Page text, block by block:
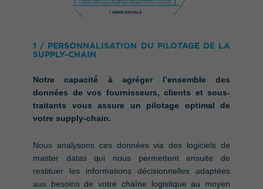
1 / PERSONNALISATION DU PILOTAGE DE LA
SUPPLY-CHAIN
Notre capacité́ à agréger l’ensemble des
données de vos fournisseurs, clients et sous-
traitants vous assure un pilotage optimal de
votre supply-chain.
Nous analysons ces données via des logiciels de
master datas qui nous permettent ensuite de
restituer les informations décisionnelles adaptées
aux besoins de votre chaîne logistique au moyen